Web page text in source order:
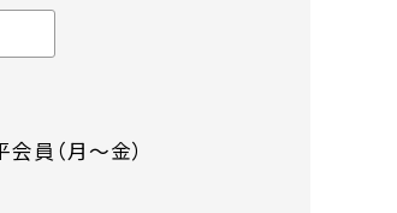
会員（月〜金）